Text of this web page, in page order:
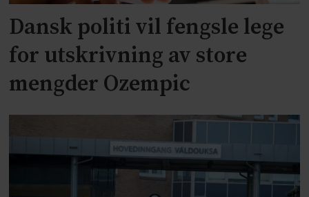
Dansk politi vil fengsle lege
for utskrivning av store
mengder Ozempic